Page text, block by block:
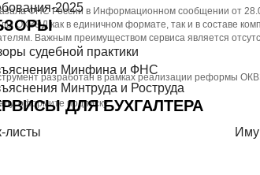
2025
судебной практики
Минфина и ФНС
Минтруда и Роструда
ДЛЯ БУХГАЛТЕРА
листы
ФНС России в Информационном сообщении от
ОКВЭД как в единичном формате, так и в составе
Важным преимуществом сервиса является
разработан в рамках реализации реформы
оформите подписку